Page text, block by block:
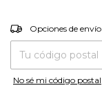
Entregas para el CP:
Opciones de envío
No sé mi código postal